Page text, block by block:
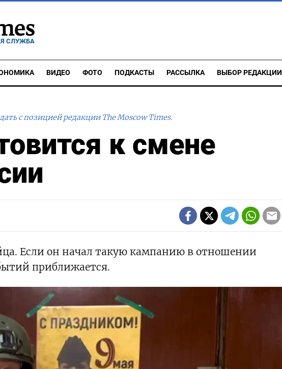
СЛУЖБА
ВИДЕО ФОТО ПОДКАСТЫ РАССЫЛКА ВЫБОР РЕДАКЦИИ
с позицией редакции The Moscow Times.
к смене
Если он начал такую кампанию в отношении
приближается.